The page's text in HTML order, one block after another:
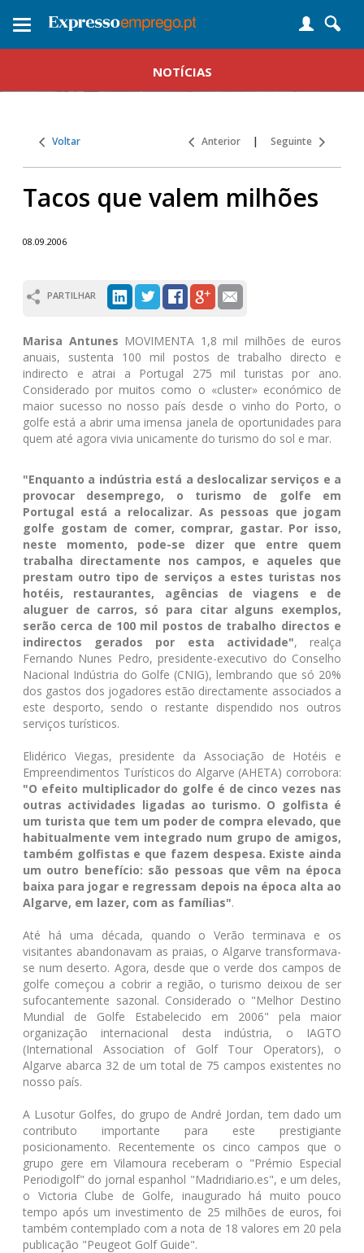
Toggle
NOTÍCIAS
Voltar Anterior | Seguinte
Tacos que valem milhões
08.09.2006
PARTILHAR
Marisa Antunes MOVIMENTA 1,8 mil milhões de euros
anuais, sustenta 100 mil postos de trabalho directo e
indirecto e atrai a Portugal 275 mil turistas por ano.
Considerado por muitos como o «cluster» económico de
maior sucesso no nosso país desde o vinho do Porto, o
golfe está a abrir uma imensa janela de oportunidades para
quem até agora vivia unicamente do turismo do sol e mar.
"Enquanto a indústria está a deslocalizar serviços e a
provocar desemprego, o turismo de golfe em
Portugal está a relocalizar. As pessoas que jogam
golfe gostam de comer, comprar, gastar. Por isso,
neste momento, pode-se dizer que entre quem
trabalha directamente nos campos, e aqueles que
prestam outro tipo de serviços a estes turistas nos
hotéis, restaurantes, agências de viagens e de
aluguer de carros, só para citar alguns exemplos,
serão cerca de 100 mil postos de trabalho directos e
indirectos gerados por esta actividade", realça
Fernando Nunes Pedro, presidente-executivo do Conselho
Nacional Indústria do Golfe (CNIG), lembrando que só 20%
dos gastos dos jogadores estão directamente associados a
este desporto, sendo o restante dispendido nos outros
serviços turísticos.
Elidérico Viegas, presidente da Associação de Hotéis e
Empreendimentos Turísticos do Algarve (AHETA) corrobora:
"O efeito multiplicador do golfe é de cinco vezes nas
outras actividades ligadas ao turismo. O golfista é
um turista que tem um poder de compra elevado, que
habitualmente vem integrado num grupo de amigos,
também golfistas e que fazem despesa. Existe ainda
um outro benefício: são pessoas que vêm na época
baixa para jogar e regressam depois na época alta ao
Algarve, em lazer, com as famílias".
Até há uma década, quando o Verão terminava e os
visitantes abandonavam as praias, o Algarve transformava-
se num deserto. Agora, desde que o verde dos campos de
golfe começou a cobrir a região, o turismo deixou de ser
sufocantemente sazonal. Considerado o "Melhor Destino
Mundial de Golfe Estabelecido em 2006" pela maior
organização internacional desta indústria, o IAGTO
(International Association of Golf Tour Operators), o
Algarve abarca 32 de um total de 75 campos existentes no
nosso país.
A Lusotur Golfes, do grupo de André Jordan, tem dado um
contributo importante para este prestigiante
posicionamento. Recentemente os cinco campos que o
grupo gere em Vilamoura receberam o "Prémio Especial
Periodigolf" do jornal espanhol "Madridiario.es", e um deles,
o Victoria Clube de Golfe, inaugurado há muito pouco
tempo após um investimento de 25 milhões de euros, foi
também contemplado com a nota de 18 valores em 20 pela
publicação "Peugeot Golf Guide".